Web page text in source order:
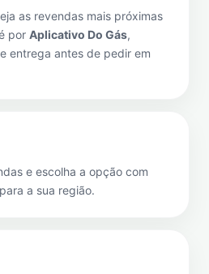
as revendas mais próximas
por Aplicativo Do Gás,
entrega antes de pedir em
e escolha a opção com
a sua região.